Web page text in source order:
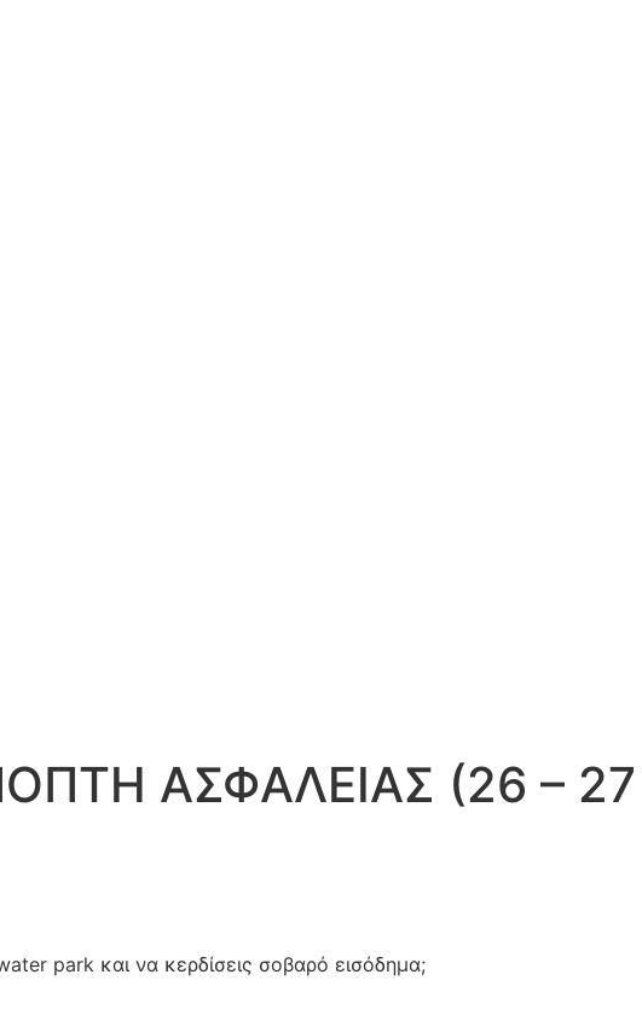
ΑΣΦΑΛΕΙΑΣ (26 – 27
park και να κερδίσεις σοβαρό εισόδημα;